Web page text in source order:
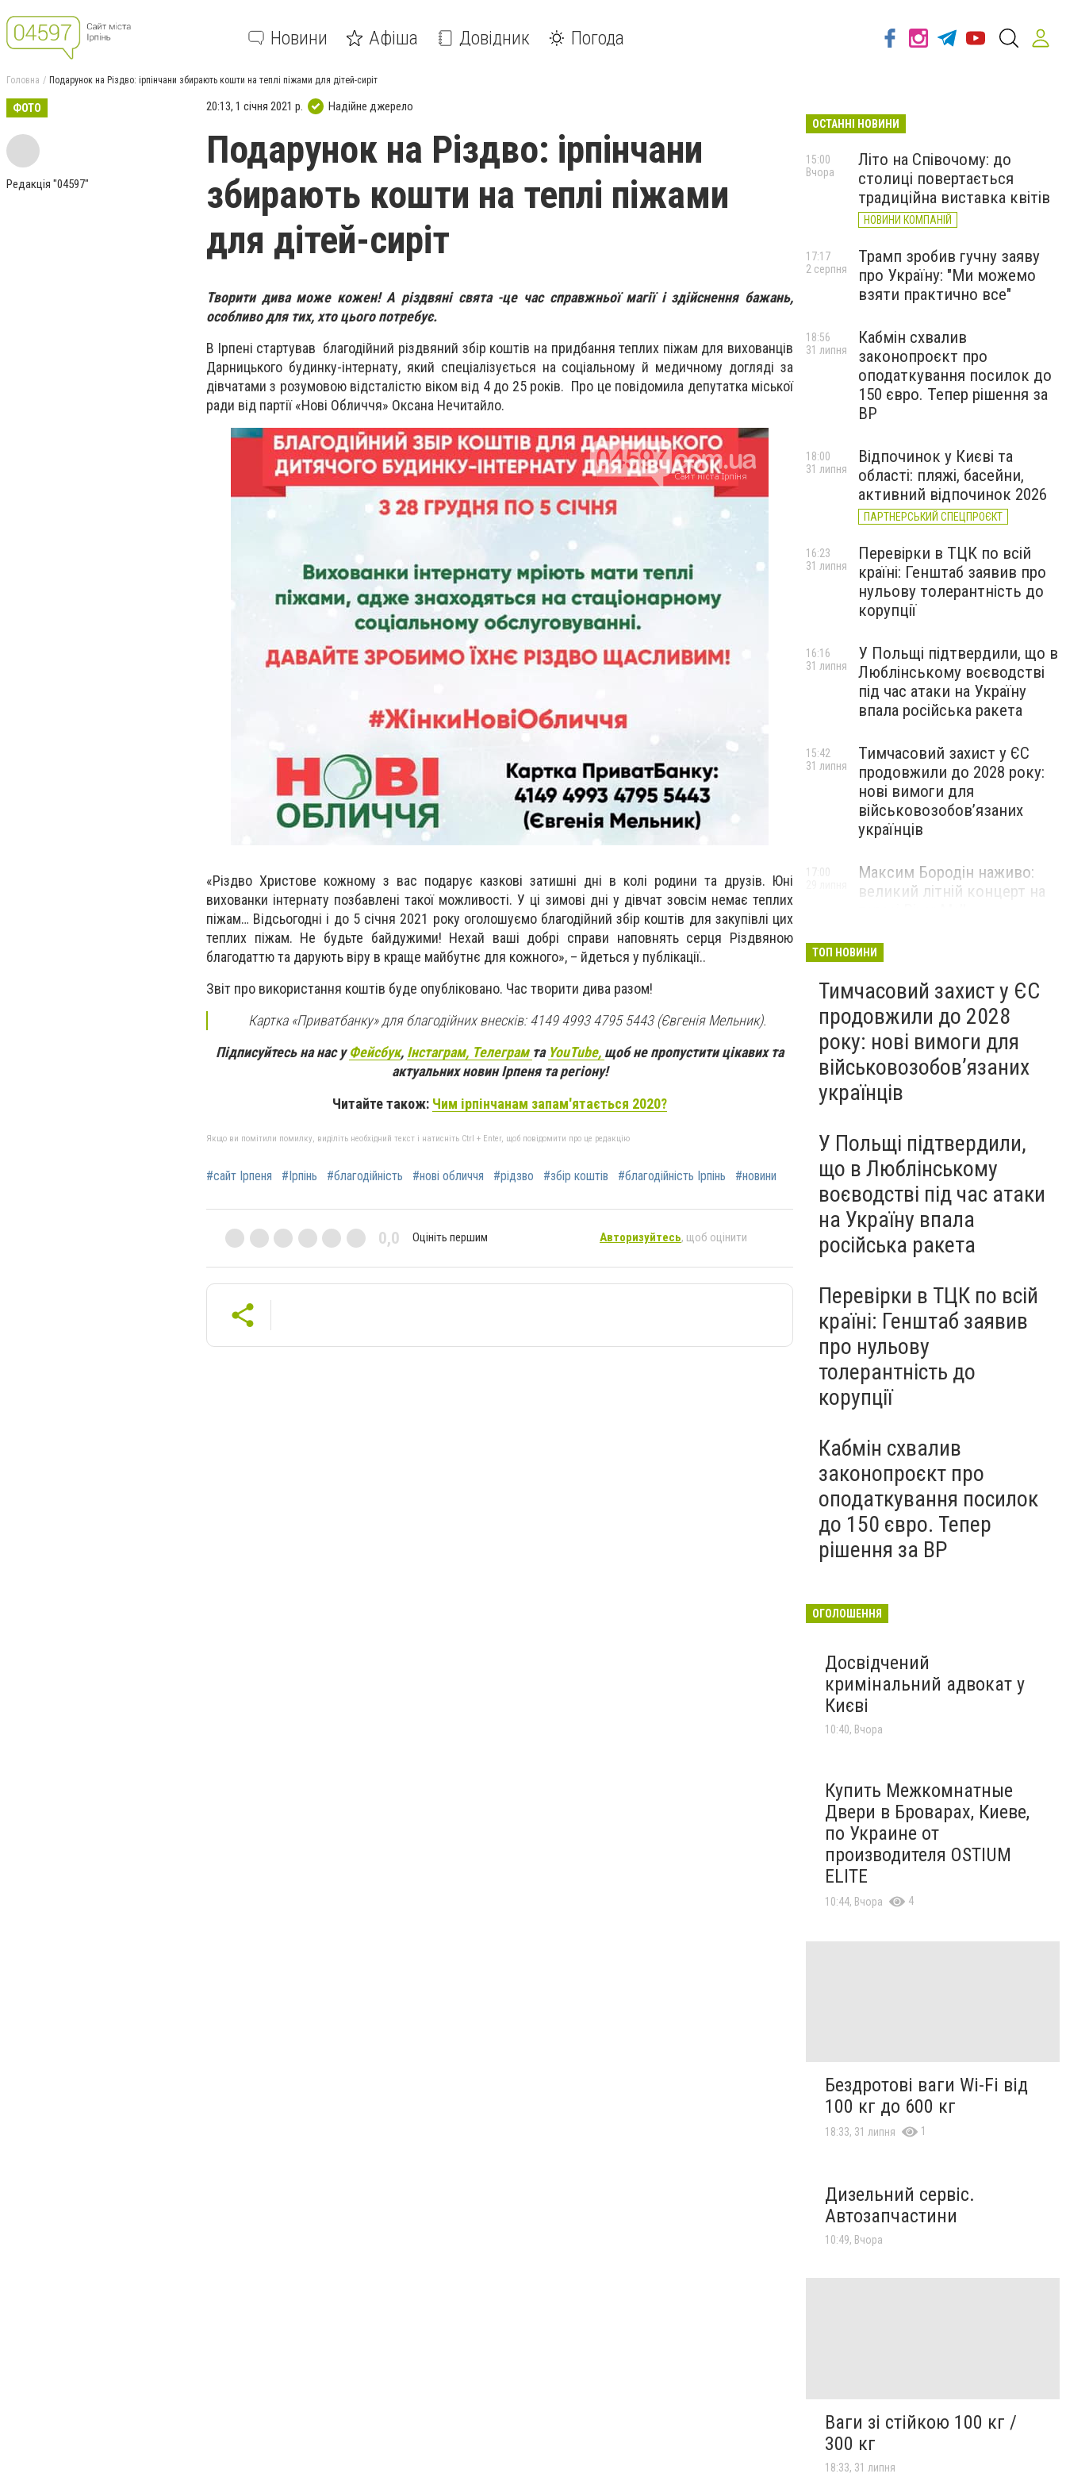
Новини Афіша Довідник Погода
Головна Подарунок на Різдво: ірпінчани збирають кошти на теплі піжами для дітей-сиріт
ФОТО
Редакція "04597"
20:13, 1 січня 2021 р. Надійне джерело
Подарунок на Різдво: ірпінчани
збирають кошти на теплі піжами
для дітей-сиріт
Творити дива може кожен! А різдвяні свята -це час справжньої магії і здійснення бажань,
особливо для тих, хто цього потребує.
В Ірпені стартував благодійний різдвяний збір коштів на придбання теплих піжам для вихованців
Дарницького будинку-інтернату, який спеціалізується на соціальному й медичному догляді за
дівчатами з розумовою відсталістю віком від 4 до 25 років. Про це повідомила депутатка міської
ради від партії «Нові Обличчя» Оксана Нечитайло.
«Різдво Христове кожному з вас подарує казкові затишні дні в колі родини та друзів. Юні
вихованки інтернату позбавлені такої можливості. У ці зимові дні у дівчат зовсім немає теплих
піжам… Відсьогодні і до 5 січня 2021 року оголошуємо благодійний збір коштів для закупівлі цих
теплих піжам. Не будьте байдужими! Нехай ваші добрі справи наповнять серця Різдвяною
благодаттю та дарують віру в краще майбутнє для кожного», – йдеться у публікації..
Звіт про використання коштів буде опубліковано. Час творити дива разом!
Картка «Приватбанку» для благодійних внесків: 4149 4993 4795 5443 (Євгенія Мельник).
Підписуйтесь на нас уФейсбук, Інстаграм, Телеграм та YouTube, щоб не пропустити цікавих та
актуальних новин Ірпеня та регіону!
Читайте також: Чим ірпінчанам запам'ятається 2020?
Якщо ви помітили помилку, виділіть необхідний текст і натисніть Ctrl + Enter, щоб повідомити про це редакцію
#сайт Ірпеня #Ірпінь #благодійність #нові обличчя #рідзво #збір коштів #благодійність Ірпінь #новини
0,0 Оцініть першим Авторизуйтесь, щоб оцінити
ОСТАННІ НОВИНИ
Літо на Співочому: до
столиці повертається
традиційна виставка квітів
НОВИНИ КОМПАНІЙ
15:00
Вчора
Трамп зробив гучну заяву
про Україну: "Ми можемо
взяти практично все"
17:17
2 серпня
Кабмін схвалив
законопроєкт про
оподаткування посилок до
150 євро. Тепер рішення за
ВР
18:56
31 липня
Відпочинок у Києві та
області: пляжі, басейни,
активний відпочинок 2026
ПАРТНЕРСЬКИЙ СПЕЦПРОЄКТ
18:00
31 липня
Перевірки в ТЦК по всій
країні: Генштаб заявив про
нульову толерантність до
корупції
16:23
31 липня
У Польщі підтвердили, що в
Люблінському воєводстві
під час атаки на Україну
впала російська ракета
16:16
31 липня
Тимчасовий захист у ЄС
продовжили до 2028 року:
нові вимоги для
військовозобов’язаних
українців
15:42
31 липня
Максим Бородін наживо:
великий літній концерт на
17:00
ТОП НОВИНИ
Тимчасовий захист у ЄС
продовжили до 2028
року: нові вимоги для
військовозобов’язаних
українців
У Польщі підтвердили,
що в Люблінському
воєводстві під час атаки
на Україну впала
російська ракета
Перевірки в ТЦК по всій
країні: Генштаб заявив
про нульову
толерантність до
корупції
Кабмін схвалив
законопроєкт про
оподаткування посилок
до 150 євро. Тепер
рішення за ВР
ОГОЛОШЕННЯ
Досвідчений
кримінальний адвокат у
Києві
10:40, Вчора
Купить Межкомнатные
Двери в Броварах, Киеве,
по Украине от
производителя OSTIUM
ELITE
10:44, Вчора 4
Бездротові ваги Wi-Fi від
100 кг до 600 кг
18:33, 31 липня 1
Дизельний сервіс.
Автозапчастини
10:49, Вчора
Ваги зі стійкою 100 кг /
300 кг
18:33, 31 липня